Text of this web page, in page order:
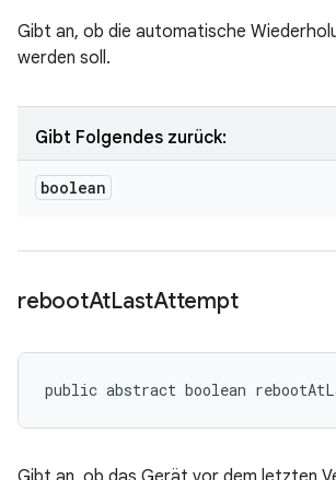
Gibt an, ob die automatische
werden soll.
Gibt Folgendes zurück:
boolean
rebootAtLastAttempt
public abstract boolean